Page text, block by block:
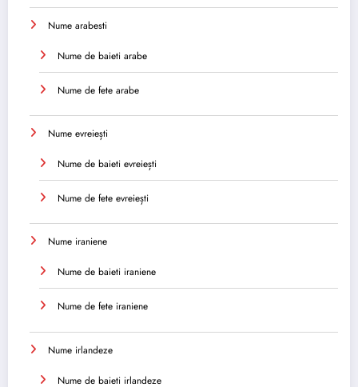
Nume arabesti
Nume de baieti arabe
Nume de fete arabe
Nume evreiești
Nume de baieti evreiești
Nume de fete evreiești
Nume iraniene
Nume de baieti iraniene
Nume de fete iraniene
Nume irlandeze
Nume de baieti irlandeze